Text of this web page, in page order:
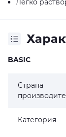
Легко
BASIC
Страна
Категория